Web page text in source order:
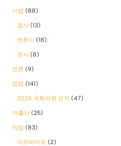
사법 (88)
검사 (13)
변호사 (18)
판사 (8)
언론 (9)
입법 (141)
2024 국회의원 선거 (47)
저출산 (25)
직업 (83)
아르바이트 (2)